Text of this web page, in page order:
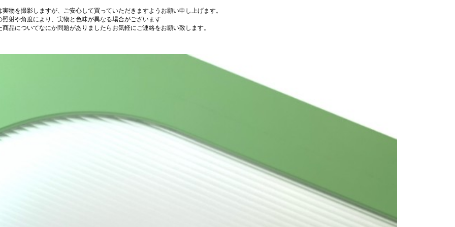
物を撮影しますが、ご安心して買っていただきますようお願い申し上げます。
射や角度により、実物と色味が異なる場合がございます
品についてなにか問題がありましたらお気軽にご連絡をお願い致します。